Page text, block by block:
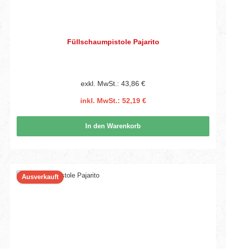
Füllschaumpistole Pajarito
exkl. MwSt.: 43,86 €
inkl. MwSt.: 52,19 €
In den Warenkorb
Ausverkauft